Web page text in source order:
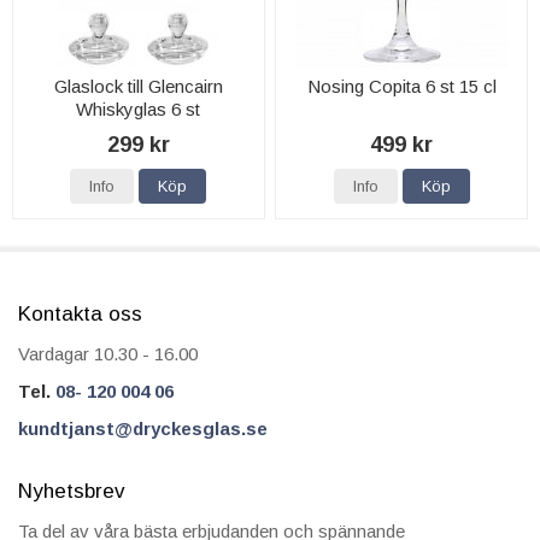
Glaslock till Glencairn
Whiskyglas 6 st
299 kr
Info Köp
Nosing Copita 6 st 15 cl
499 kr
Info Köp
Kontakta oss
Vardagar 10.30 - 16.00
Tel. 08- 120 004 06
kundtjanst@dryckesglas.se
Nyhetsbrev
Ta del av våra bästa erbjudanden och spännande